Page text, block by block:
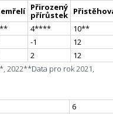
Přirozený
přírůstek
** 4**** 10**
-1
12
2
12
2022**Data pro rok 2021,
6